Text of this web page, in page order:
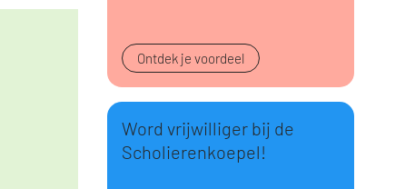
Ontdek je voordeel
Word vrijwilliger bij de
Scholierenkoepel!